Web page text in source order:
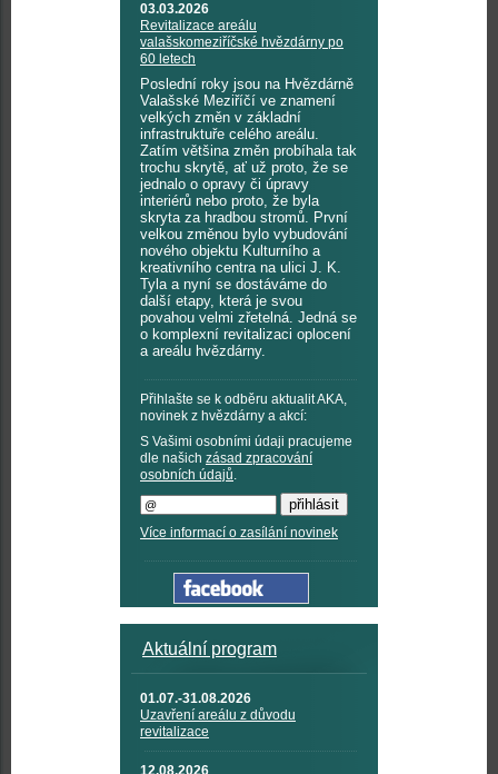
03.03.2026
Revitalizace areálu
valašskomeziříčské hvězdárny po
60 letech
Poslední roky jsou na Hvězdárně
Valašské Meziříčí ve znamení
velkých změn v základní
infrastruktuře celého areálu.
Zatím většina změn probíhala tak
trochu skrytě, ať už proto, že se
jednalo o opravy či úpravy
interiérů nebo proto, že byla
skryta za hradbou stromů. První
velkou změnou bylo vybudování
nového objektu Kulturního a
kreativního centra na ulici J. K.
Tyla a nyní se dostáváme do
další etapy, která je svou
povahou velmi zřetelná. Jedná se
o komplexní revitalizaci oplocení
a areálu hvězdárny.
Přihlašte se k odběru aktualit AKA,
novinek z hvězdárny a akcí:
S Vašimi osobními údaji pracujeme
dle našich zásad zpracování
osobních údajů.
Více informací o zasílání novinek
Aktuální program
01.07.-31.08.2026
Uzavření areálu z důvodu
revitalizace
12.08.2026